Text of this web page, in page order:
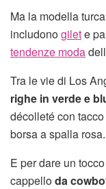
Ma la modella
includonogilete
tendenze moda
Tra le vie di Los
righe in verde e
décolleté con
borsa a spalla rosa.
E per dare un
cappelloda